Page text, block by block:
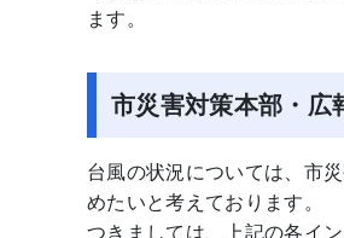
ます。
市災害対策本部・広
台風の状況については、市
めたいと考えております。
つきましては、上記の各イ